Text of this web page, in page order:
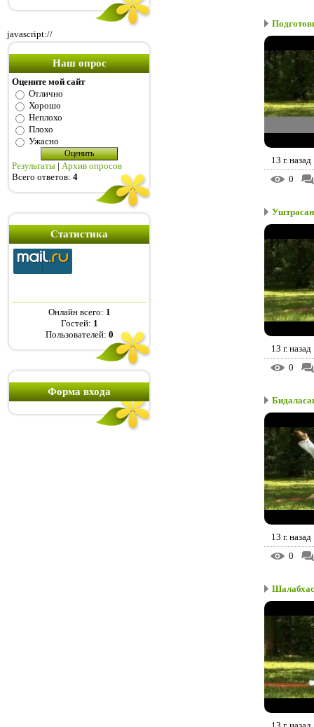
javascript://
Наш опрос
Оцените мой сайт
Отлично
Хорошо
Неплохо
Плохо
Ужасно
Результаты | Архив опросов
Всего ответов: 4
Статистика
Онлайн всего: 1
Гостей: 1
Пользователей: 0
Форма входа
13 г. назад
0
13 г. назад
0
13 г. назад
0